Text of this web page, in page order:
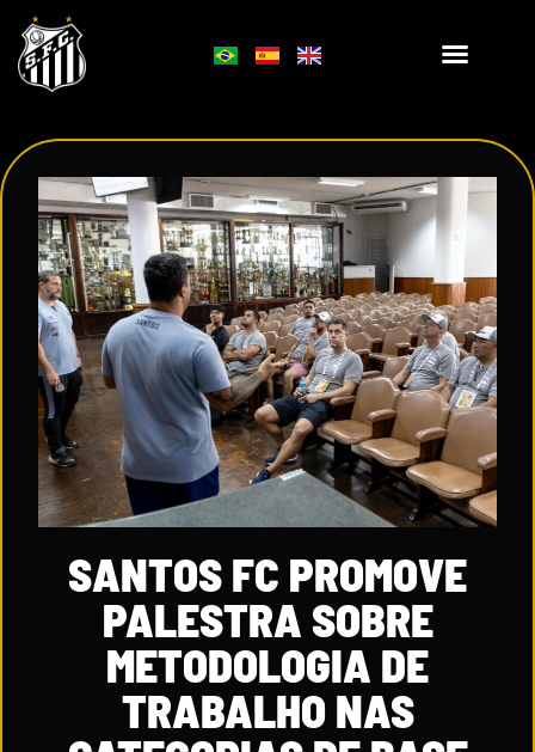
SANTOS FC PROMOVE
PALESTRA SOBRE
METODOLOGIA DE
TRABALHO NAS